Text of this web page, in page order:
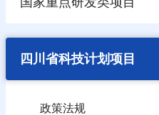
四川省科技计划项目
政策法规